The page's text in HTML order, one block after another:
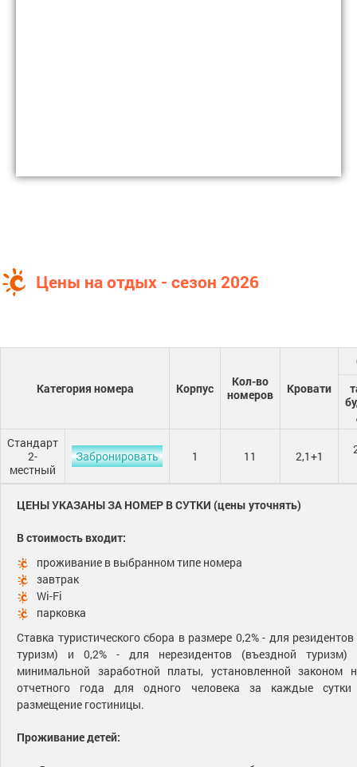
Цены на отдых - сезон 2026
Категория номера Корпус
Кол-во
номеров
Кровати
Стандарт
2-
местный
Забронировать 1 11 2,1+1
ЦЕНЫ УКАЗАНЫ ЗА НОМЕР В СУТКИ (цены уточнять)
В стоимость входит:
проживание в выбранном типе номера
завтрак
Wi-Fi
парковка
Ставка туристического сбора в размере 0,2% - для
туризм) и 0,2% - для нерезидентов (въездной туризм)
минимальной заработной платы, установленной законом
отчетного года для одного человека за каждые сутки
размещение гостиницы.
Проживание детей: